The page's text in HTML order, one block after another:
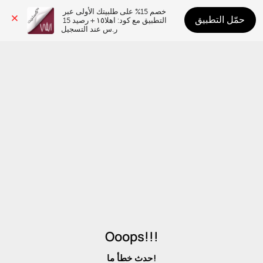
ر.س عند التسجيل
حمّل التطبيق
Ooops!!!
حدث خطأ ما!